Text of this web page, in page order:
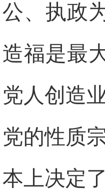
公、执政
造福是最
党人创造
党的性质
本上决定